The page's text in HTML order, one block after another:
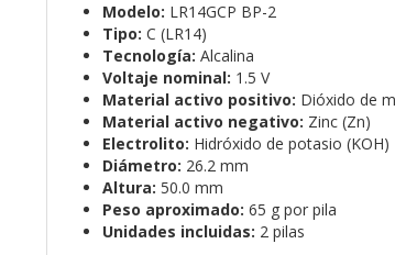
Modelo: LR14GCP BP-2
Tipo: C (LR14)
Tecnología: Alcalina
Voltaje nominal: 1.5 V
Material activo positivo: Dióxido de
Material activo negativo: Zinc (Zn)
Electrolito: Hidróxido de potasio (KOH)
Diámetro: 26.2 mm
Altura: 50.0 mm
Peso aproximado: 65 g por pila
Unidades incluidas: 2 pilas